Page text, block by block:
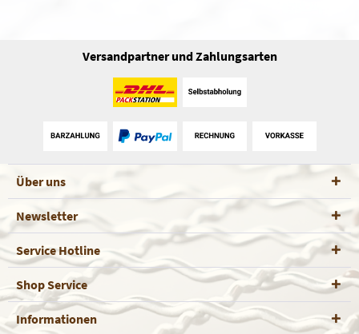
Versandpartner und Zahlungsarten
Über uns
Newsletter
Service Hotline
Shop Service
Informationen